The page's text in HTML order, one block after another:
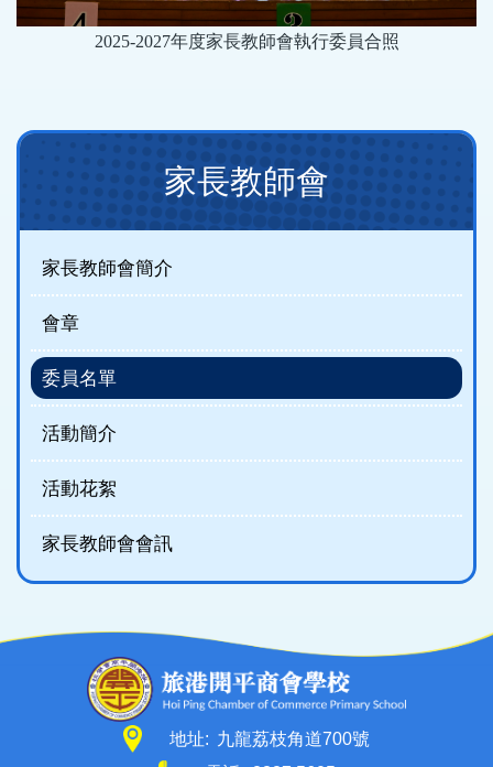
2025-2027年度家長教師會執行委員合照
Main
(new)
家長教師會
家長教師會簡介
會章
委員名單
活動簡介
活動花絮
家長教師會會訊
地址: 九龍荔枝角道700號